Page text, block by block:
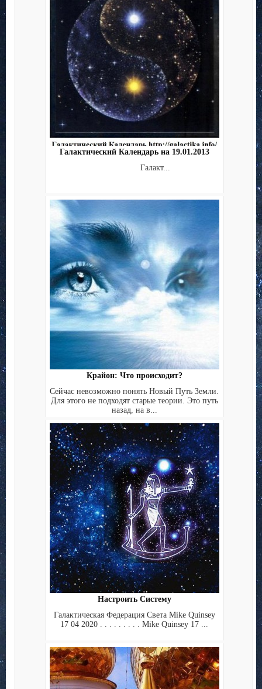
Галактический Календарь на 19.01.2013
Галакт...
Крайон: Что происходит?
Сейчас невозможно понять Новый Путь Земли.
Для этого не подходят старые теории. Это путь
назад, на в...
Настроить Систему
Галактическая Федерация Света Mike Quinsey
17 04 2020 . . . . . . . . . Mike Quinsey 17 ...